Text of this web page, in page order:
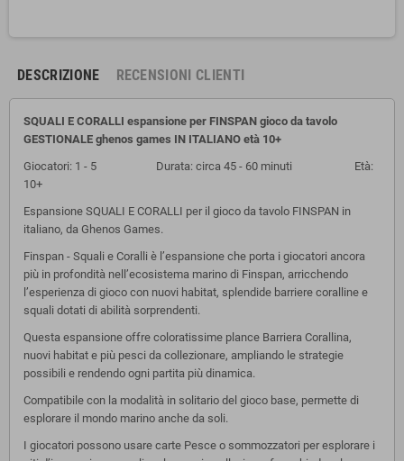
DESCRIZIONE RECENSIONI CLIENTI
SQUALI E CORALLI espansione per FINSPAN gioco da tavolo
GESTIONALE ghenos games IN ITALIANO età 10+
Giocatori: 1 - 5 Durata: circa 45 - 60 minuti Età:
10+
Espansione SQUALI E CORALLI per il gioco da tavolo FINSPAN in
italiano, da Ghenos Games.
Finspan - Squali e Coralli è l’espansione che porta i giocatori ancora
più in profondità nell’ecosistema marino di Finspan, arricchendo
l’esperienza di gioco con nuovi habitat, splendide barriere coralline e
squali dotati di abilità sorprendenti.
Questa espansione offre coloratissime plance Barriera Corallina,
nuovi habitat e più pesci da collezionare, ampliando le strategie
possibili e rendendo ogni partita più dinamica.
Compatibile con la modalità in solitario del gioco base, permette di
esplorare il mondo marino anche da soli.
I giocatori possono usare carte Pesce o sommozzatori per esplorare i